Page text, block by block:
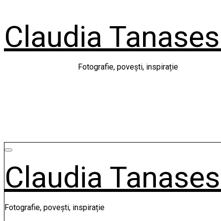
content
Claudia
Fotografie, povești, inspirație
Claudia
Fotografie, povești, inspirație